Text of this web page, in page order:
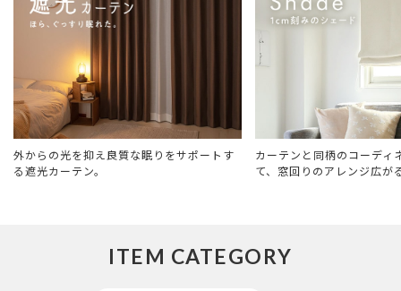
外からの光を抑え良質な眠りをサポートす
る遮光カーテン。
カーテンと同柄のコーディ
て、窓回りのアレンジ広が
ITEM CATEGORY